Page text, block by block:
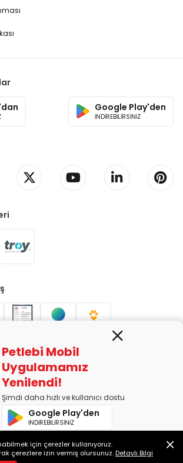
Google Play'den
İNDİREBİLİRSİNİZ
ÜRÜNLERİ PAZ. SAN. TİC. LTD. ŞTİ. Alaşarköy
No: 9 Osmangazi/Bursa
Uludağ Vergi Dairesi'ne bağlıdır.
v11.89.0
Petlebi Mobil
Uygulamamız
Yenilendi!
Şimdi daha hızlı ve kullanıcı dostu
Google Play'den
İNDİREBİLİRSİNİZ
App Store'dan
İNDİREBİLİRSİNİZ
için çerezler kullanıyoruz.
çerezlere izin vermiş olursunuz.Detaylı Bilgi